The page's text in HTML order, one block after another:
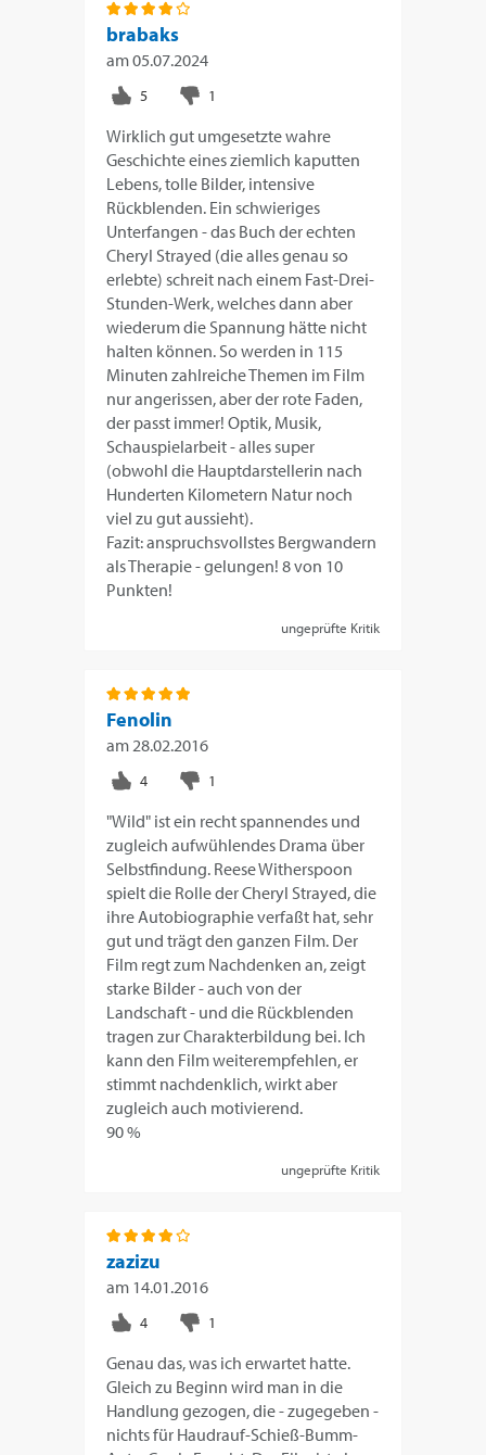
brabaks
am05.07.2024
Wirklich gut umgesetzte wahre
Geschichte eines ziemlich kaputten
Lebens, tolle Bilder, intensive
Rückblenden. Ein schwieriges
Unterfangen - das Buch der echten
Cheryl Strayed (die alles genau so
erlebte) schreit nach einem Fast-Drei-
Stunden-Werk, welches dann aber
wiederum die Spannung hätte nicht
halten können. So werden in 115
Minuten zahlreiche Themen im Film
nur angerissen, aber der rote Faden,
der passt immer! Optik, Musik,
Schauspielarbeit - alles super
(obwohl die Hauptdarstellerin nach
Hunderten Kilometern Natur noch
viel zu gut aussieht).
Fazit: anspruchsvollstes Bergwandern
als Therapie - gelungen! 8 von 10
Punkten!
ungeprüfte Kritik
Fenolin
am28.02.2016
"Wild" ist ein recht spannendes und
zugleich aufwühlendes Drama über
Selbstfindung. Reese Witherspoon
spielt die Rolle der Cheryl Strayed, die
ihre Autobiographie verfaßt hat, sehr
gut und trägt den ganzen Film. Der
Film regt zum Nachdenken an, zeigt
starke Bilder - auch von der
Landschaft - und die Rückblenden
tragen zur Charakterbildung bei. Ich
kann den Film weiterempfehlen, er
stimmt nachdenklich, wirkt aber
zugleich auch motivierend.
90 %
ungeprüfte Kritik
zazizu
am 14.01.2016
Genau das, was ich erwartet hatte.
Gleich zu Beginn wird man in die
Handlung gezogen, die - zugegeben -
nichts für Haudrauf-Schieß-Bumm-